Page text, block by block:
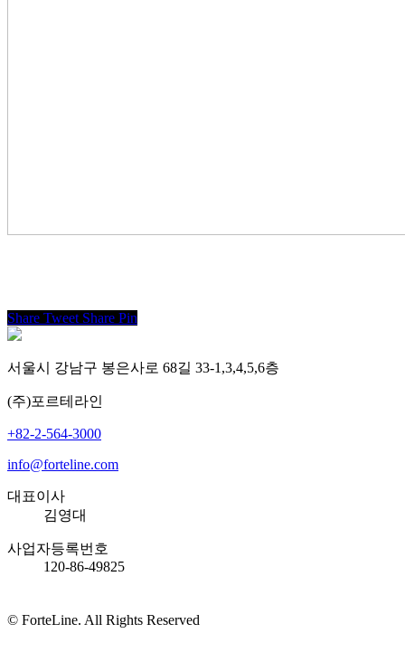
Share Tweet Share Pin
서울시 강남구 봉은사로 68길 33-1,3,4,5,6층
(주)포르테라인
+82-2-564-3000
info@forteline.com
대표이사
김영대
사업자등록번호
120-86-49825
© ForteLine. All Rights Reserved